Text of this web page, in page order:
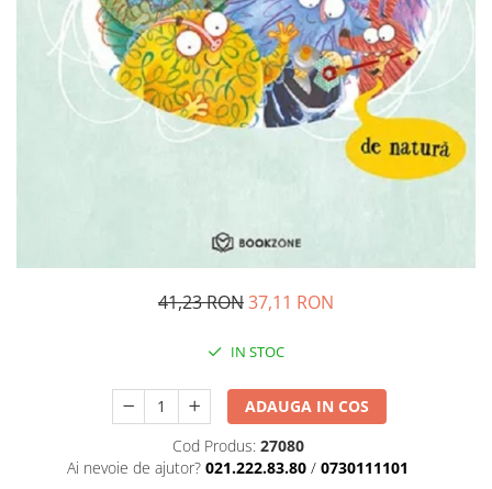
Carte scolara
Atlase, dictionare si enciclopedii
Carte prescolara
Carte scolara
Dictionare de limba romana
Activitati si jocuri pentru copii
Benzi desenate
41,23 RON37,11 RON
IN STOC
ADAUGA IN COS
Cod Produs: 27080
Ai nevoie de ajutor? 021.222.83.80 / 0730111101